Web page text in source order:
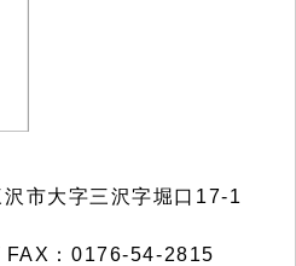
市大字三沢字堀口17-1
：0176-54-2815